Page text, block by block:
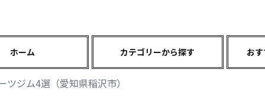
ホーム カテゴリーから探す お
ジム4選（愛知県稲沢市）